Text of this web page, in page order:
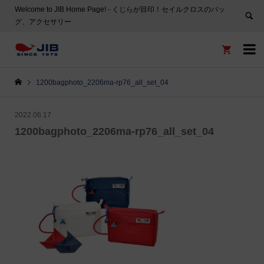
Welcome to JIB Home Page! ‐ くじらが目印！セイルクロスのバッ
グ、アクセサリー


1200bagphoto_2206ma-rp76_all_set_04
2022.06.17
1200bagphoto_2206ma-rp76_all_set_04